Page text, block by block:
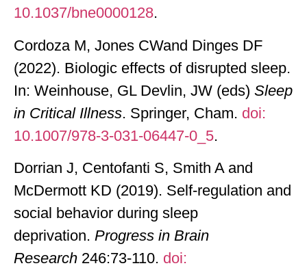
10.1037/bne0000128.
Cordoza M, Jones CWand Dinges DF
(2022). Biologic effects of disrupted sleep.
In: Weinhouse, GL Devlin, JW (eds) Sleep
in Critical Illness. Springer, Cham. doi:
10.1007/978-3-031-06447-0_5.
Dorrian J, Centofanti S, Smith A and
McDermott KD (2019). Self-regulation and
social behavior during sleep
deprivation. Progress in Brain
Research 246:73-110. doi: